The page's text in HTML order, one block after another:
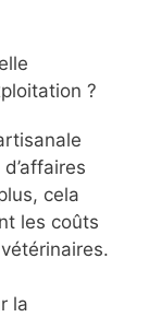
?
cela
les coûts
la